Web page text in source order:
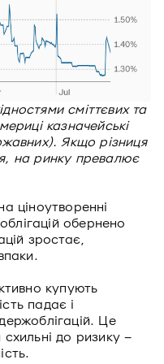
сміттєвих та
казначейські
Якщо різниця
на ринку превалює
ціноутворенні
обернено
зростає,
купують
падає і
Це
до ризику –